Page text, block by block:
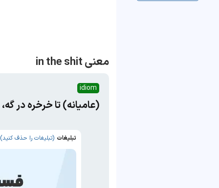
معنی in the shit
idiom
(عامیانه) تا خرخره در
تبلیغات (تبلیغات را حذف کنید)